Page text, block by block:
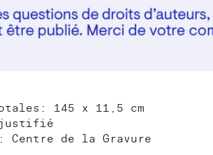
145 x 11,5 cm
justifié
Centre de la Gravure